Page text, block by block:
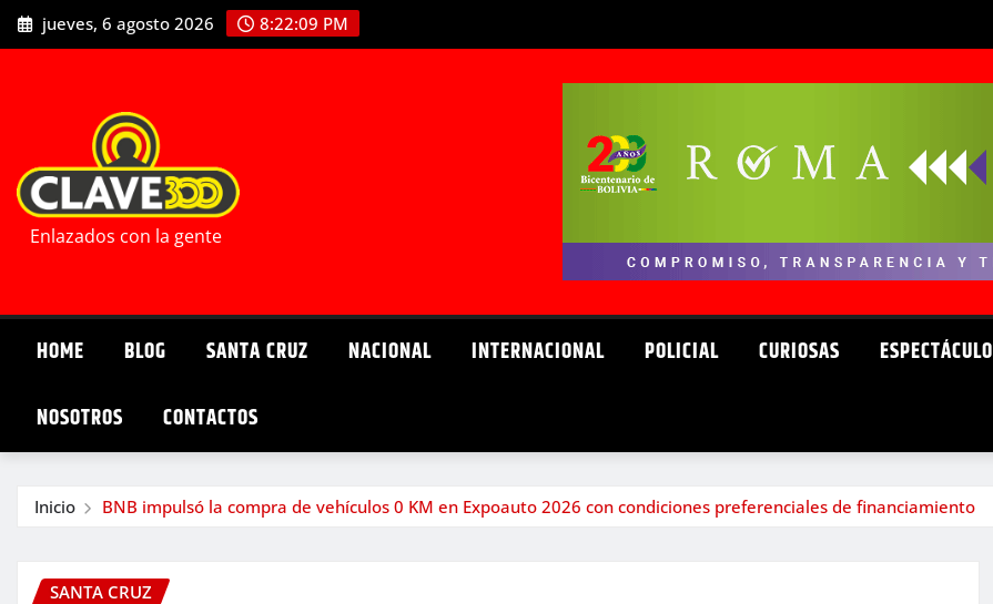
Saltar
al
jueves, 6 agosto 2026 8:22:11 PM
Enlazados con la gente
HOME BLOG SANTA CRUZ NACIONAL INTERNACIONAL POLICIAL CURIOSAS ESPECTÁCULO
NOSOTROS CONTACTOS
Inicio BNB impulsó la compra de vehículos 0 KM en Expoauto 2026 con condiciones preferenciales de financiamiento
SANTA CRUZ